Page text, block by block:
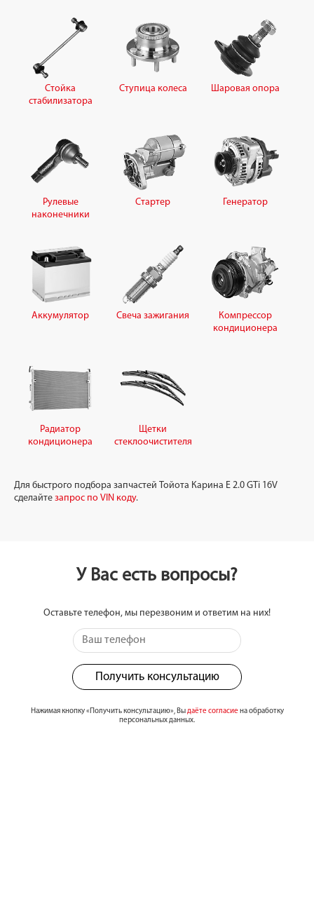
Стойка
стабилизатора
Ступица колеса Шаровая опора
Рулевые
наконечники
Стартер Генератор
Аккумулятор Свеча зажигания
Компрессор
кондиционера
Радиатор
кондиционера
Щетки
стеклоочистителя
Для быстрого подбора запчастей Тойота Карина Е 2.0 GTi 16V
сделайте запрос по VIN коду.
У Вас есть вопросы?
Оставьте телефон, мы перезвоним и ответим на них!
Получить консультацию
Нажимая кнопку «Получить консультацию», Выдаёте согласие на обработку
персональных данных.